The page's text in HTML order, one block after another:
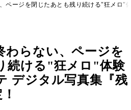
ページを閉じたあとも残り続ける"狂メロ"
わらない、ページを
続ける"狂メロ"体験
デジタル写真集『残